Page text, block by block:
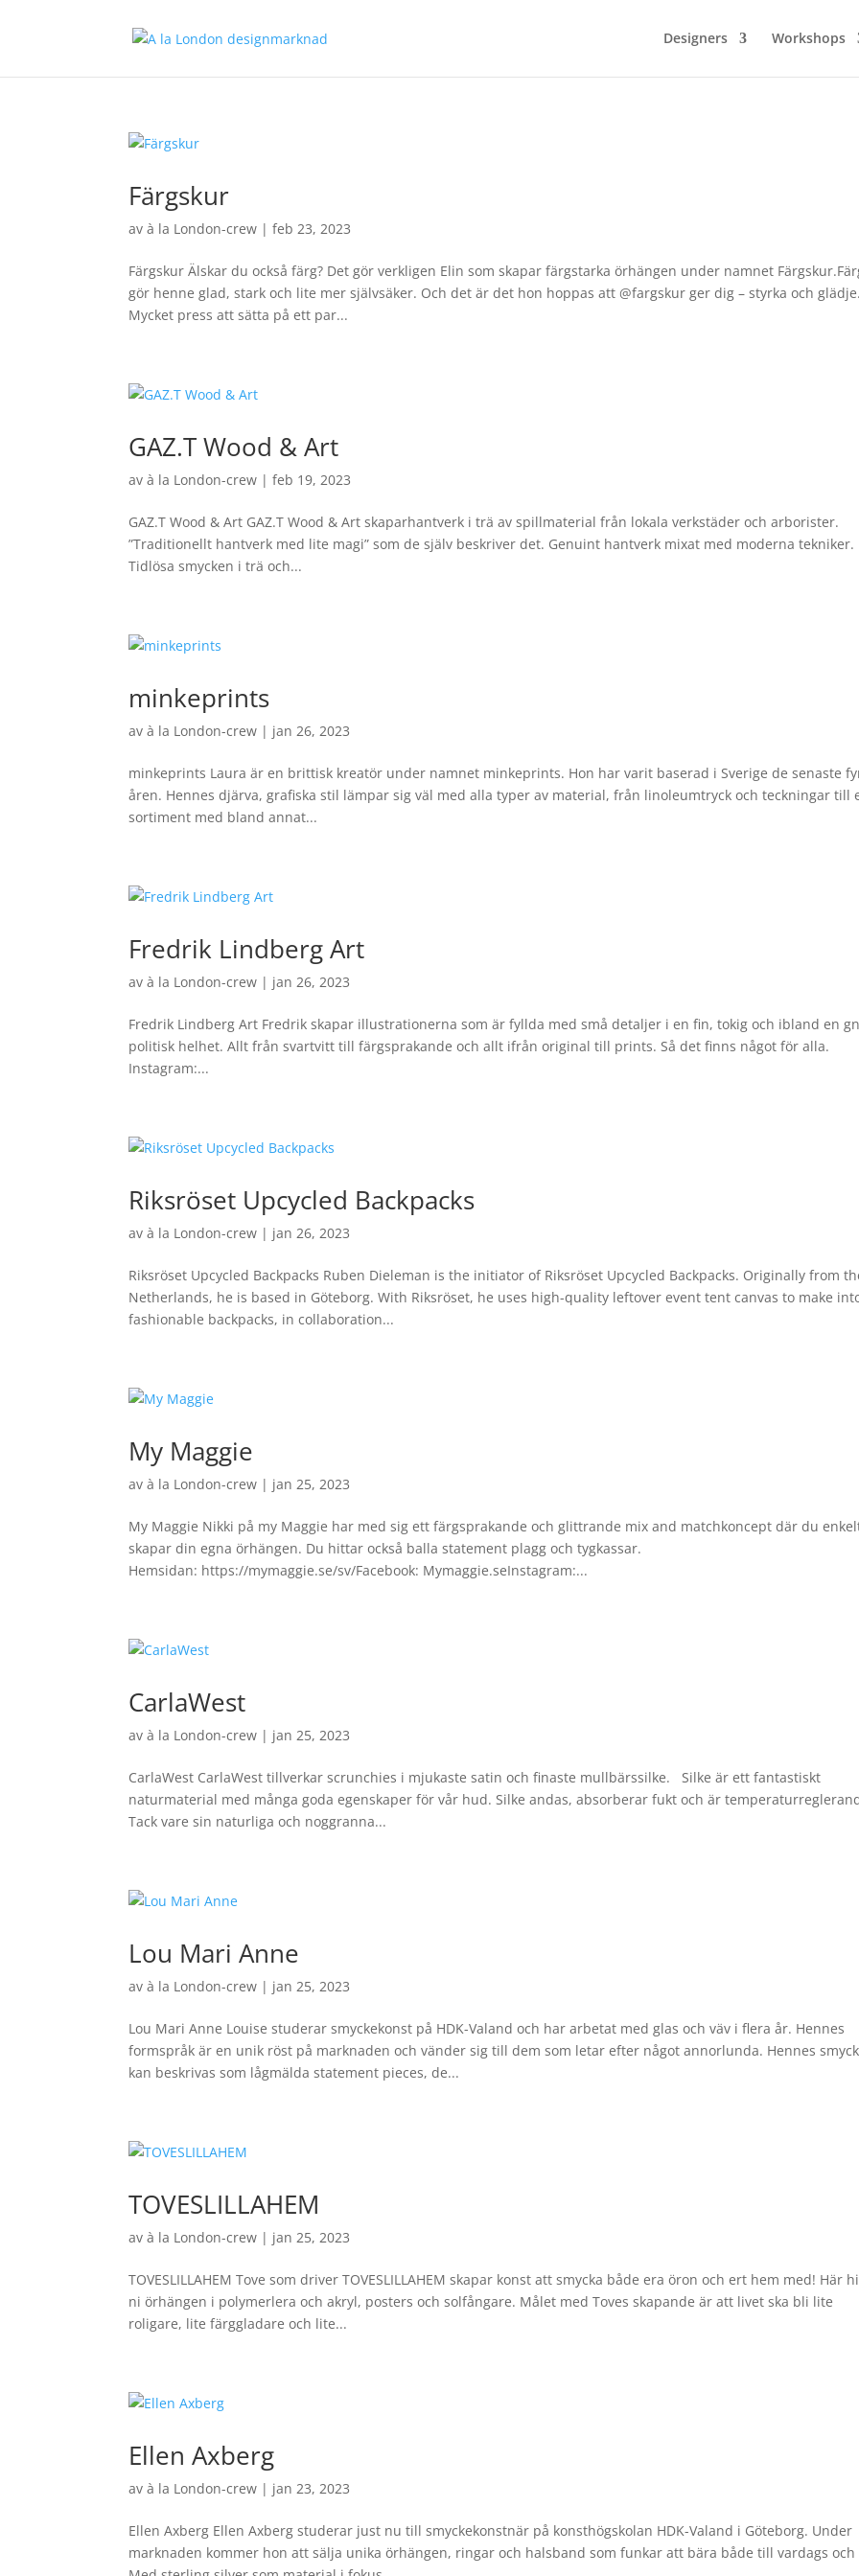
Designers Workshops
Färgskur
avà la London-crew |feb 23, 2023
Färgskur Älskar du också färg? Det gör verkligen Elin som skapar färgstarka örhängen under namnet
gör henne glad, stark och lite mer självsäker. Och det är det hon hoppas att @fargskur ger dig – styrka och
Mycket press att sätta på ett par...
GAZ.T Wood & Art
avà la London-crew |feb 19, 2023
GAZ.T Wood & Art GAZ.T Wood & Art skaparhantverk i trä av spillmaterial från lokala verkstäder och arborister.
”Traditionellt hantverk med lite magi” som de själv beskriver det. Genuint hantverk mixat med moderna tekniker.
Tidlösa smycken i trä och...
minkeprints
avà la London-crew | jan 26, 2023
minkeprints Laura är en brittisk kreatör under namnet minkeprints. Hon har varit baserad i Sverige de senaste
åren. Hennes djärva, grafiska stil lämpar sig väl med alla typer av material, från linoleumtryck och teckningar till
sortiment med bland annat...
Fredrik Lindberg Art
avà la London-crew | jan 26, 2023
Fredrik Lindberg Art Fredrik skapar illustrationerna som är fyllda med små detaljer i en fin, tokig och ibland en
politisk helhet. Allt från svartvitt till färgsprakande och allt ifrån original till prints. Så det finns något för alla.
Instagram:...
Riksröset Upcycled Backpacks
avà la London-crew | jan 26, 2023
Riksröset Upcycled Backpacks Ruben Dieleman is the initiator of Riksröset Upcycled Backpacks. Originally from
Netherlands, he is based in Göteborg. With Riksröset, he uses high-quality leftover event tent canvas to make
fashionable backpacks, in collaboration...
My Maggie
avà la London-crew | jan 25, 2023
My Maggie Nikki på my Maggie har med sig ett färgsprakande och glittrande mix and matchkoncept där du
skapar din egna örhängen. Du hittar också balla statement plagg och tygkassar.
Hemsidan: https://mymaggie.se/sv/Facebook: Mymaggie.seInstagram:...
CarlaWest
avà la London-crew | jan 25, 2023
CarlaWest CarlaWest tillverkar scrunchies i mjukaste satin och finaste mullbärssilke. Silke är ett fantastiskt
naturmaterial med många goda egenskaper för vår hud. Silke andas, absorberar fukt och är
Tack vare sin naturliga och noggranna...
Lou Mari Anne
avà la London-crew | jan 25, 2023
Lou Mari Anne Louise studerar smyckekonst på HDK-Valand och har arbetat med glas och väv i flera år. Hennes
formspråk är en unik röst på marknaden och vänder sig till dem som letar efter något annorlunda. Hennes
kan beskrivas som lågmälda statement pieces, de...
TOVESLILLAHEM
avà la London-crew | jan 25, 2023
TOVESLILLAHEM Tove som driver TOVESLILLAHEM skapar konst att smycka både era öron och ert hem med! Här
ni örhängen i polymerlera och akryl, posters och solfångare. Målet med Toves skapande är att livet ska bli lite
roligare, lite färggladare och lite...
Ellen Axberg
avà la London-crew | jan 23, 2023
Ellen Axberg Ellen Axberg studerar just nu till smyckekonstnär på konsthögskolan HDK-Valand i Göteborg. Under
marknaden kommer hon att sälja unika örhängen, ringar och halsband som funkar att bära både till vardags och